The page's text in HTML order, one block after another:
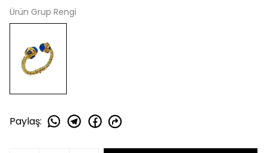
Ürün Grup Rengi
Paylaş: